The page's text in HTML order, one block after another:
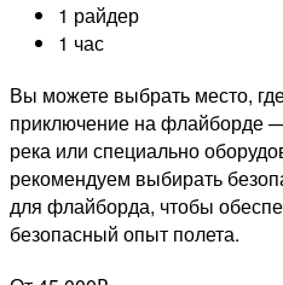
1 райдер
1 час
Вы можете выбрать место,
приключение на флайборде
река или специально
рекомендуем выбирать
для флайборда, чтобы
безопасный опыт полета.